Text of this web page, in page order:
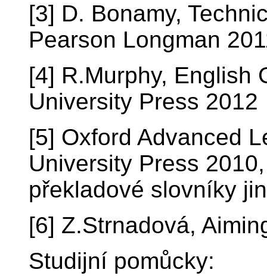
[3] D. Bonamy,
Pearson Longman
[4] R.Murphy, English
University Press 2012
[5] Oxford Advanced
University Press
překladové slovníky
[6] Z.Strnadová,
Studijní pomůcky: